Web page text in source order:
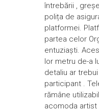
întrebării ,
polița de
platformei.
partea celor
entuziaști.
lor metru de-a
detaliu ar
participant .
rămâne
acomoda artist